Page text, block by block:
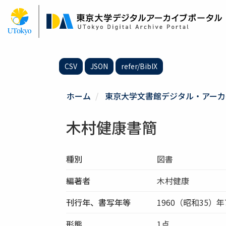
ン
CSV JSON refer/BibIX
ホーム 東京大学文書館デジタル・アー
木村健康書簡
種別
図書
編著者
木村健康
刊行年、書写年等
1960（昭和35）年